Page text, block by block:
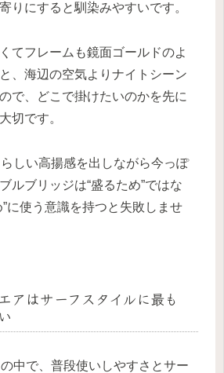
りにすると馴染みやすいです。
てフレームも鏡面ゴールドのよ
、海辺の空気よりナイトシーン
で、どこで掛けたいのかを先に
切です。
しい高揚感を出しながら今っぽ
ルブリッジは“盛るため”ではな
”に使う意識を持つと失敗しませ
アはサーフスタイルに最も
中で、普段使いしやすさとサー